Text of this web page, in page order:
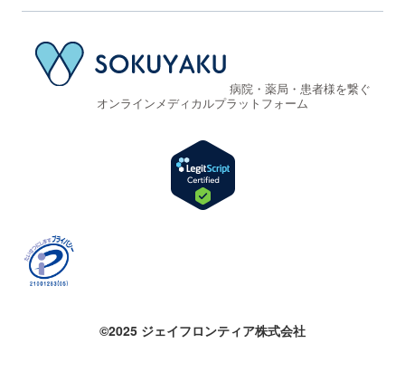
病院・薬局・患者様を繋ぐ
オンラインメディカルプラットフォーム
©2025 ジェイフロンティア株式会社